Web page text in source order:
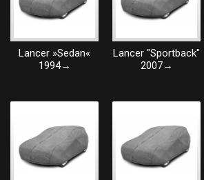
Lancer »Sedan«
1994→
Lancer "Sportback"
2007→